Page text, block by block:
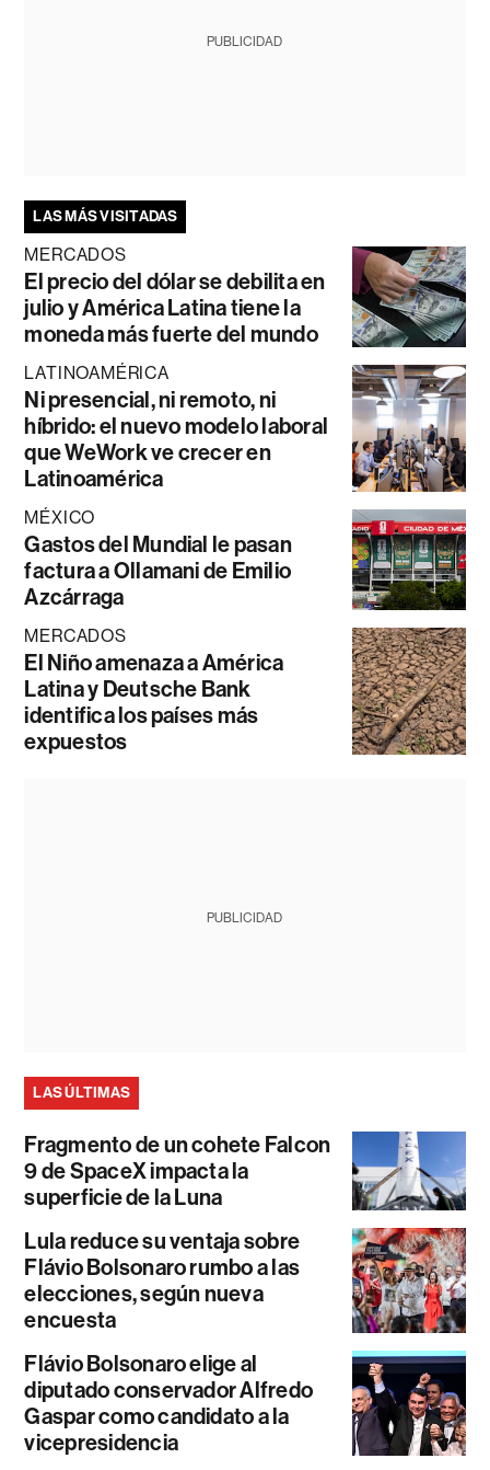
PUBLICIDAD
LAS MÁS VISITADAS
MERCADOS
El precio del dólar se debilita en
julio y América Latina tiene la
moneda más fuerte del mundo
LATINOAMÉRICA
Ni presencial, ni remoto, ni
híbrido: el nuevo modelo laboral
que WeWork ve crecer en
Latinoamérica
MÉXICO
Gastos del Mundial le pasan
factura a Ollamani de Emilio
Azcárraga
MERCADOS
El Niño amenaza a América
Latina y Deutsche Bank
identifica los países más
expuestos
PUBLICIDAD
LAS ÚLTIMAS
Fragmento de un cohete Falcon
9 de SpaceX impacta la
superficie de la Luna
Lula reduce su ventaja sobre
Flávio Bolsonaro rumbo a las
elecciones, según nueva
encuesta
Flávio Bolsonaro elige al
diputado conservador Alfredo
Gaspar como candidato a la
vicepresidencia